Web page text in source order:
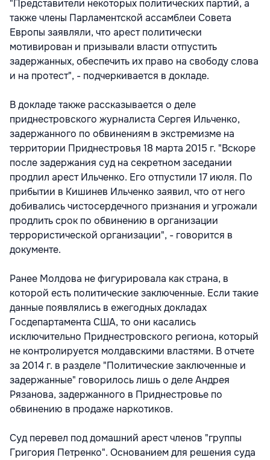
"Представители некоторых политических партий, а
также члены Парламентской ассамблеи Совета
Европы заявляли, что арест политически
мотивирован и призывали власти отпустить
задержанных, обеспечить их право на свободу слова
и на протест", - подчеркивается в докладе.
В докладе также рассказывается о деле
приднестровского журналиста Сергея Ильченко,
задержанного по обвинениям в экстремизме на
территории Приднестровья 18 марта 2015 г. "Вскоре
после задержания суд на секретном заседании
продлил арест Ильченко. Его отпустили 17 июля. По
прибытии в Кишинев Ильченко заявил, что от него
добивались чистосердечного признания и угрожали
продлить срок по обвинению в организации
террористической организации", - говорится в
документе.
Ранее Молдова не фигурировала как страна, в
которой есть политические заключенные. Если такие
данные появлялись в ежегодных докладах
Госдепартамента США, то они касались
исключительно Приднестровского региона, который
не контролируется молдавскими властями. В отчете
за 2014 г. в разделе "Политические заключенные и
задержанные" говорилось лишь о деле Андрея
Рязанова, задержанного в Приднестровье по
обвинению в продаже наркотиков.
Cуд перевел под домашний арест членов "группы
Григория Петренко". Основанием для решения суда